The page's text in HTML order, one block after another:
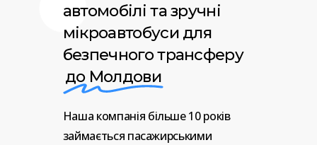
автомобілі та зручні
мікроавтобуси для
безпечного трансферу
до Молдови
Наша компанія більше10років
займається пасажирськими